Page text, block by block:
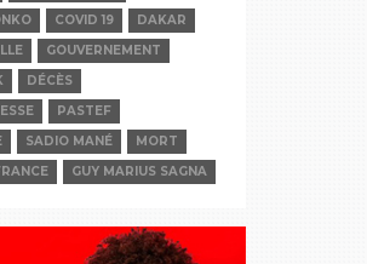
COVID 19
DAKAR
GOUVERNEMENT
DÉCÈS
PASTEF
SADIO MANÉ
MORT
GUY MARIUS SAGNA